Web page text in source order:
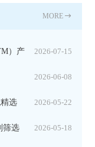
MORE
2026-07-15
）产
2026-06-08
2026-05-22
选
2026-05-18
筛选